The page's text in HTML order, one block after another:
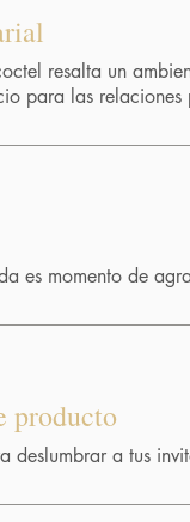
resalta un
para las relaciones
es momento de
producto
deslumbrar a tus